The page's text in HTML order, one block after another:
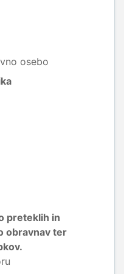
osebo
preteklih in
obravnav ter